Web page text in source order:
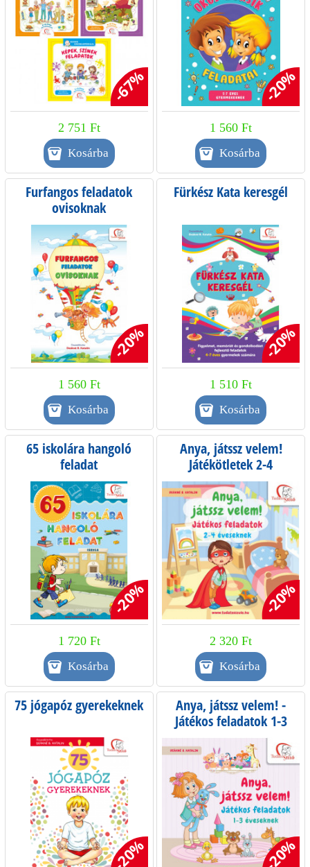
-67%
2 751 Ft
-20%
1 560 Ft
Furfangos feladatok
ovisoknak
-20%
1 560 Ft
Fürkész Kata keresgél
-20%
1 510 Ft
65 iskolára hangoló
feladat
-20%
1 720 Ft
Anya, játssz velem!
Játékötletek 2-4
éveseknek
-20%
2 320 Ft
75 jógapóz gyerekeknek
-20%
Anya, játssz velem! -
Játékos feladatok 1-3
éveseknek
-20%